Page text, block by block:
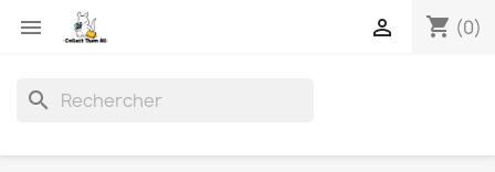
 shopping_cart (0)

search